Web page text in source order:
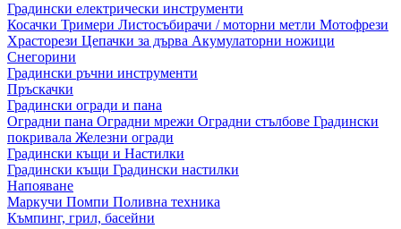
Градински електрически инструменти
Косачки Тримери Листосъбирачи / моторни метли Мотофрези
Храсторези Цепачки за дърва Акумулаторни ножици
Снегорини
Градински ръчни инструменти
Пръскачки
Градински огради и пана
Оградни пана Оградни мрежи Оградни стълбове Градински
покривала Железни огради
Градински къщи и Настилки
Градински къщи Градински настилки
Напояване
Маркучи Помпи Поливна техника
Къмпинг, грил, басейни